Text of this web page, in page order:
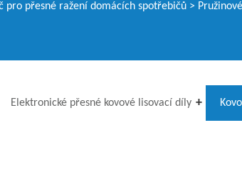
pro přesné ražení domácích spotřebičů >
Elektronické přesné kovové lisovací díly